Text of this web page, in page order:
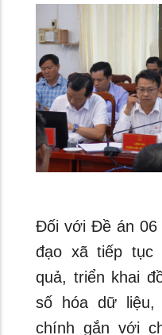
Đối với Đề án 06
đạo xã tiếp tục
quả, triển khai
số hóa dữ liệu,
chính gắn với